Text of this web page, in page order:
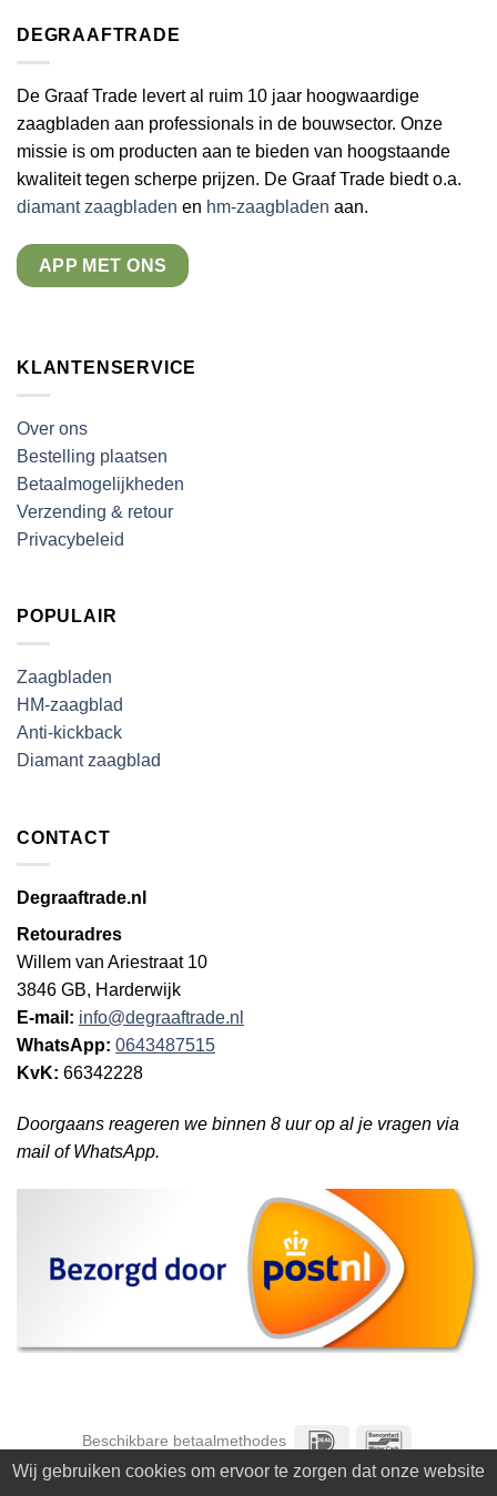
DEGRAAFTRADE
De Graaf Trade levert al ruim 10 jaar hoogwaardige
zaagbladen aan professionals in de bouwsector. Onze
missie is om producten aan te bieden van hoogstaande
kwaliteit tegen scherpe prijzen. De Graaf Trade biedt o.a.
diamant zaagbladen en hm-zaagbladen aan.
APP MET ONS
KLANTENSERVICE
Over ons
Bestelling plaatsen
Betaalmogelijkheden
Verzending & retour
Privacybeleid
POPULAIR
Zaagbladen
HM-zaagblad
Anti-kickback
Diamant zaagblad
CONTACT
Degraaftrade.nl
Retouradres
Willem van Ariestraat 10
3846 GB, Harderwijk
E-mail: info@degraaftrade.nl
WhatsApp: 0643487515
KvK: 66342228
Doorgaans reageren we binnen 8 uur op al je vragen via
mail of WhatsApp.
Beschikbare betaalmethodes IDeal
Op zoek naar eenzaagblad? Bekijk ons assortiment
Wij gebruiken cookies om ervoor te zorgen dat onze website